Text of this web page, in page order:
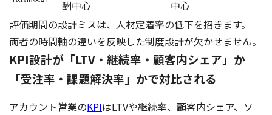
酬中心
中心
評価期間の設計ミスは、人材定着率の低下を招きます。
両者の時間軸の違いを反映した制度設計が欠かせません。
KPI設計が「LTV・継続率・顧客内シェア」か
「受注率・課題解決率」かで対比される
アカウント営業のKPIはLTVや継続率、顧客内シェア、ソ